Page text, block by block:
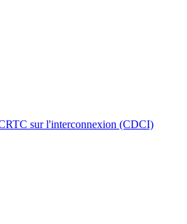
sur l'interconnexion (CDCI)